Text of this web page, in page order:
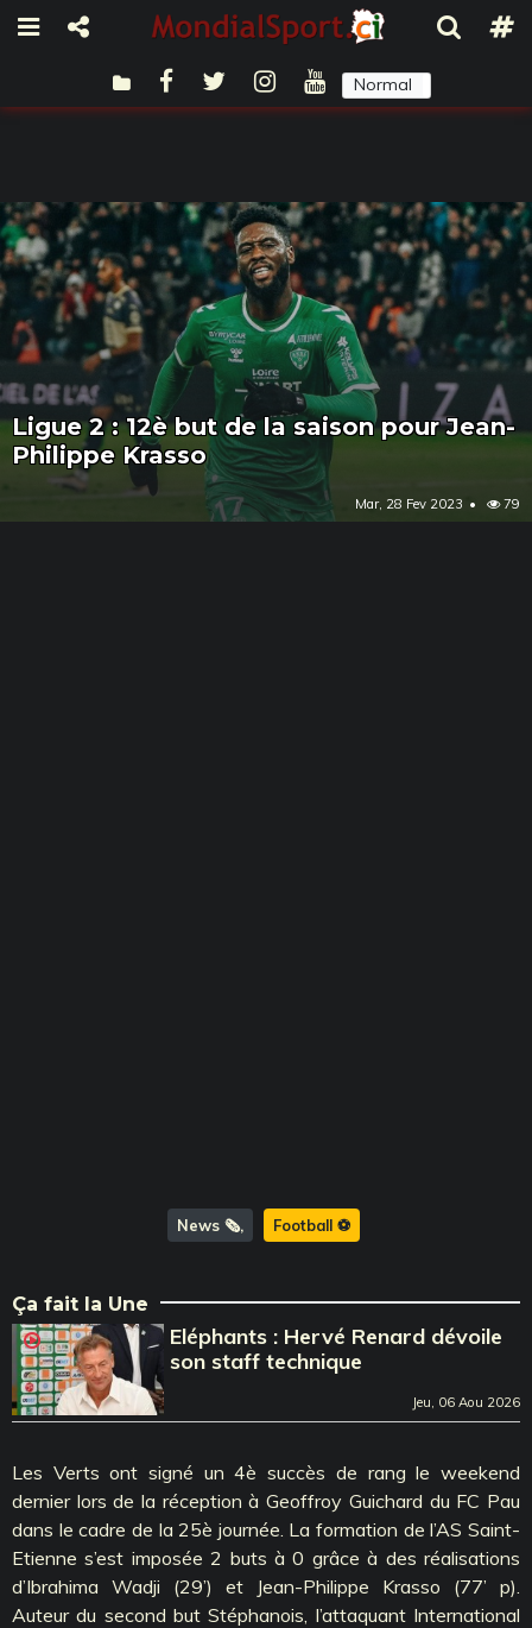
Normal
Ligue 2 : 12è but de la saison pour Jean-
Philippe Krasso
Mar, 28 Fev 2023 79
News 🗞️ Football ⚽️
Ça fait la Une
Eléphants : Hervé Renard dévoile
son staff technique
Jeu, 06 Aou 2026
Les Verts ont signé un 4è succès de rang le weekend
dernier lors de la réception à Geoffroy Guichard du FC Pau
dans le cadre de la 25è journée. La formation de l’AS Saint-
Etienne s’est imposée 2 buts à 0 grâce à des réalisations
d’Ibrahima Wadji (29’) et Jean-Philippe Krasso (77’ p).
Auteur du second but Stéphanois, l’attaquant International